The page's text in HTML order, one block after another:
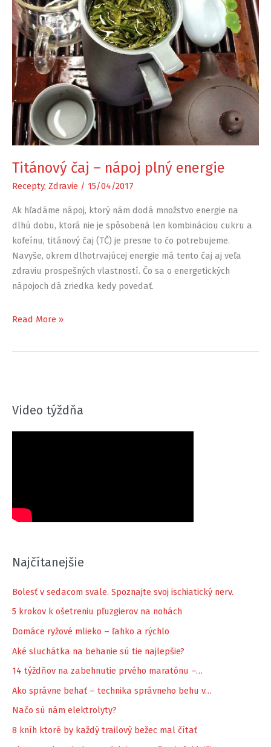
Titánový čaj – nápoj plný energie
Recepty, Zdravie / 15/04/2017
Ak hľadáme nápoj, ktorý nám dodá množstvo energie na
dlhú dobu, ktorá nie je spôsobená len kombináciou cukru a
kofeínu, titánový čaj (TČ) je presne to čo potrebujeme.
Navyše, okrem dlhotrvajúcej energie má tento čaj aj veľa
zdraviu prospešných vlastností. Čo sa o energetických
nápojoch dá zriedka kedy povedať.
Titánový
Read More »
Video týždňa
Najčítanejšie
Bolesť v sedacom svale. Spoznajte svoj ischiatický nerv.
5 krokov k ošetreniu pľuzgierov na nohách
Domáce ryžové mlieko – ľahko a rýchlo
Aké sluchátka na behanie sú tie najlepšie?
14 týždňov na zabehnutie prvého maratónu –…
Ako správne behať – technika správneho behu v…
Načo sú nám elektrolyty?
8 kníh ktoré by každý trailový bežec mal čítať